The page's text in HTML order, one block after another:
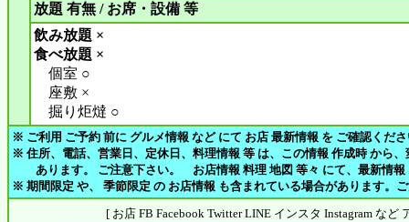
放題 有無 / お席・設備 等
飲み放題 ×
食べ放題 ×
個室 ○
座敷 ×
掘り炬燵 ○
※ ご利用 ご予約 前に グルメ情報 など にて お店 最新情報 を ご確認くだ
※ 住所、電話、営業日、定休日、料理情報 等 は、この情報 作成時 から
あります。 ご注意下さい。 お店情報 料理 地図 等々 にて、最新情報
※ 期間限定 や、 季節限定 の お店情報 も含まれている場合があります。
[ お店 FB Facebook Twitter LINE インスタ Instagram など